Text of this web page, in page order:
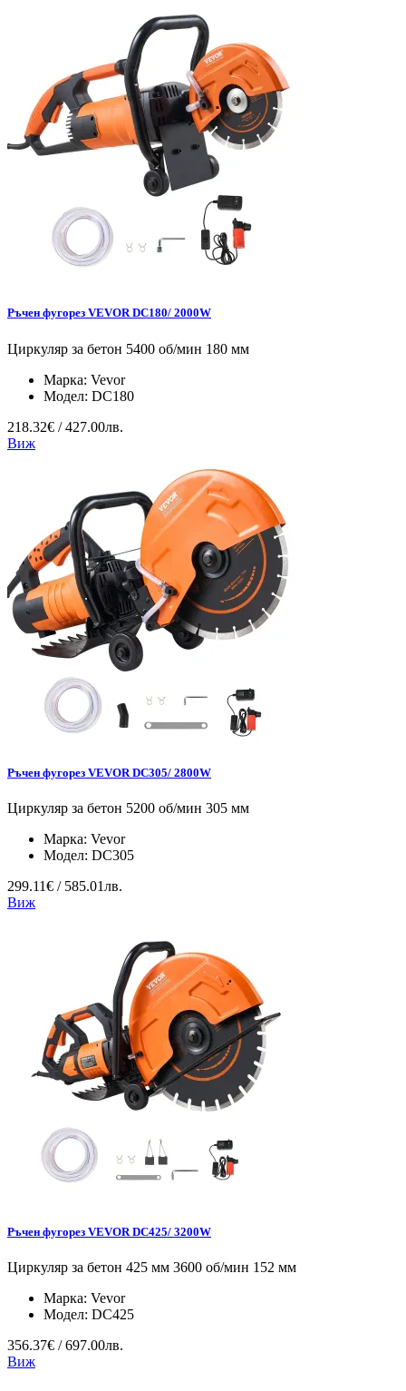
Ръчен фугорез VEVOR DC180/ 2000W
Циркуляр за бетон 5400 об/мин 180 мм
Марка: Vevor
Модел: DC180
218.32€ / 427.00лв.
Виж
Ръчен фугорез VEVOR DC305/ 2800W
Циркуляр за бетон 5200 об/мин 305 мм
Марка: Vevor
Модел: DC305
299.11€ / 585.01лв.
Виж
Ръчен фугорез VEVOR DC425/ 3200W
Циркуляр за бетон 425 мм 3600 об/мин 152 мм
Марка: Vevor
Модел: DC425
356.37€ / 697.00лв.
Виж